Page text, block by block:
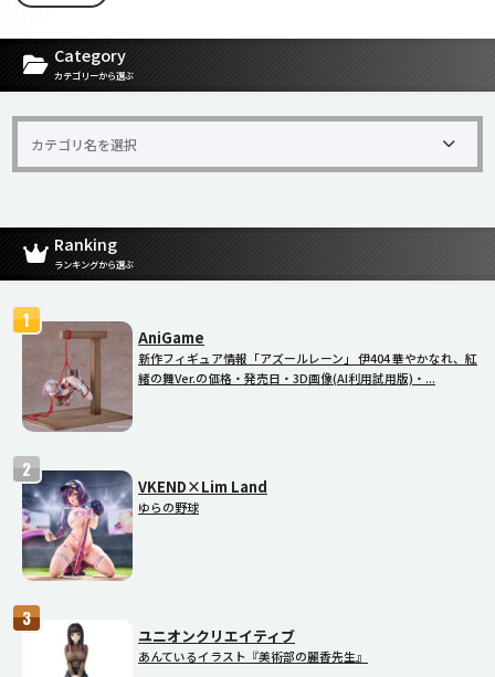
[carousel-horizontal-posts-content-slider id=9342]
Category
カテゴリーから選ぶ
Ranking
ランキングから選ぶ
AniGame
新作フィギュア情報「アズールレーン」 伊404 華やかなれ、紅
緒の舞Ver.の価格・発売日・3D画像(AI利用試用版)・...
VKEND×Lim Land
ゆらの野球
ユニオンクリエイティブ
あんているイラスト『美術部の麗香先生』